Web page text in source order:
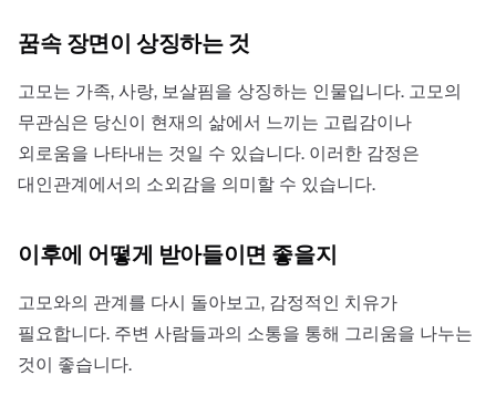
꿈속 장면이 상징하는 것
고모는 가족, 사랑, 보살핌을 상징하는 인물입니다. 고모의
무관심은 당신이 현재의 삶에서 느끼는 고립감이나
외로움을 나타내는 것일 수 있습니다. 이러한 감정은
대인관계에서의 소외감을 의미할 수 있습니다.
이후에 어떻게 받아들이면 좋을지
고모와의 관계를 다시 돌아보고, 감정적인 치유가
필요합니다. 주변 사람들과의 소통을 통해 그리움을 나누는
것이 좋습니다.